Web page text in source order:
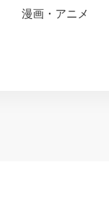
漫画・アニメ